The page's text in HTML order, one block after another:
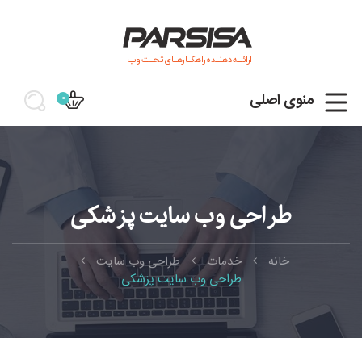
ارائـــه دهنــده راهکــارهــای تحــت وب
منوی اصلی 0
طراحی وب سایت پزشکی
خانه خدمات
طراحی وب سایت
طراحی وب سایت پزشکی